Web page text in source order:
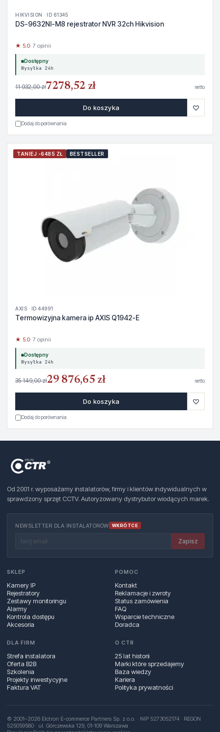
HIKVISION · ID 61345
DS-9632NI-M8 rejestrator NVR 32ch Hikvision
★ 5.0· 7 opinii
Dostępny
Wysyłka 24h
11 932,00 zł7278,52 zł netto
Do koszyka ♡
Dodaj do porównania
TANIEJ -6485 ZŁ BESTSELLER
AXIS · ID 44991
Termowizyjna kamera ip AXIS Q1942-E
★ 5.0· 7 opinii
Dostępny
Wysyłka 24h
35 149,00 zł29 876,65 zł netto
Do koszyka ♡
Dodaj do porównania
Od 2001 r. wyposażamy instalatorów, firmy i klientów indywidualnych w
sprawdzony sprzęt CCTV. Autoryzowany dystrybutor wiodących marek.
NEWSLETTER DLA INSTALATORÓW WKRÓTCE
Zapisz
SKLEP
Kamery IP
Rejestratory
Zestawy monitoringu
Alarmy
Kontrola dostępu
Akcesoria
POMOC
Kontakt
Reklamacje i zwroty
Status zamówienia
FAQ
Wsparcie techniczne
Doradca
DLA FIRM
Strefa instalatora
Oferta B2B
Szkolenia
Projekty inwestycyjne
Faktura VAT
O CTR
25 lat historii
Marki które sprzedajemy
Baza wiedzy
Kariera
Polityka prywatności
© 2001–2026 Elctron E-commerce Partners Sp. z o.o. · NIP 5273052174 · REGON
525059580 · ul. Górczewska 129, 01‑109 Warszawa